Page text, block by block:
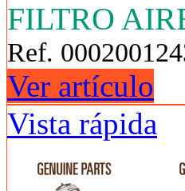
FILTRO
Ref.
Ver artículo
Vista rápida